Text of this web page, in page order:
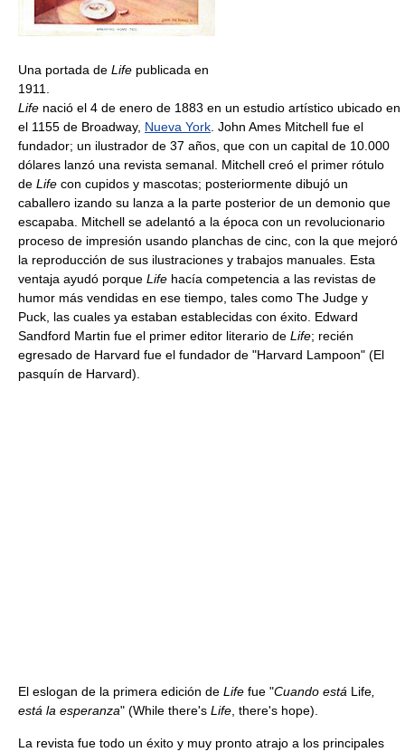
Una portada de Life publicada en
1911.
Life nació el 4 de enero de 1883 en un estudio artístico ubicado en
el 1155 de Broadway, Nueva York. John Ames Mitchell fue el
fundador; un ilustrador de 37 años, que con un capital de 10.000
dólares lanzó una revista semanal. Mitchell creó el primer rótulo
de Life con cupidos y mascotas; posteriormente dibujó un
caballero izando su lanza a la parte posterior de un demonio que
escapaba. Mitchell se adelantó a la época con un revolucionario
proceso de impresión usando planchas de cinc, con la que mejoró
la reproducción de sus ilustraciones y trabajos manuales. Esta
ventaja ayudó porque Life hacía competencia a las revistas de
humor más vendidas en ese tiempo, tales como The Judge y
Puck, las cuales ya estaban establecidas con éxito. Edward
Sandford Martin fue el primer editor literario de Life; recién
egresado de Harvard fue el fundador de "Harvard Lampoon" (El
pasquín de Harvard).
El eslogan de la primera edición de Life fue "Cuando está Life,
está la esperanza" (While there's Life, there's hope).
La revista fue todo un éxito y muy pronto atrajo a los principales